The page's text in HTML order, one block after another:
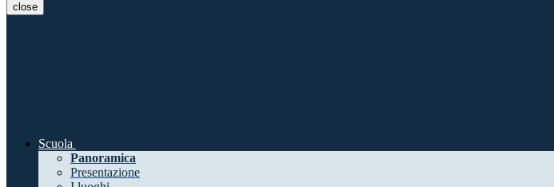
close
Scuola
Panoramica
Presentazione